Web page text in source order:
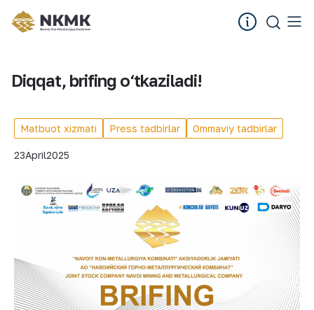
Diqqat, brifing o‘tkaziladi!
Matbuot xizmati Press tadbirlar Ommaviy tadbirlar
23April2025